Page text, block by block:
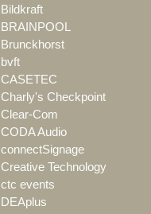
Bildkraft
BRAINPOOL
Brunckhorst
bvft
CASETEC
Charly's Checkpoint
Clear-Com
CODA Audio
connectSignage
Creative Technology
ctc events
DEAplus